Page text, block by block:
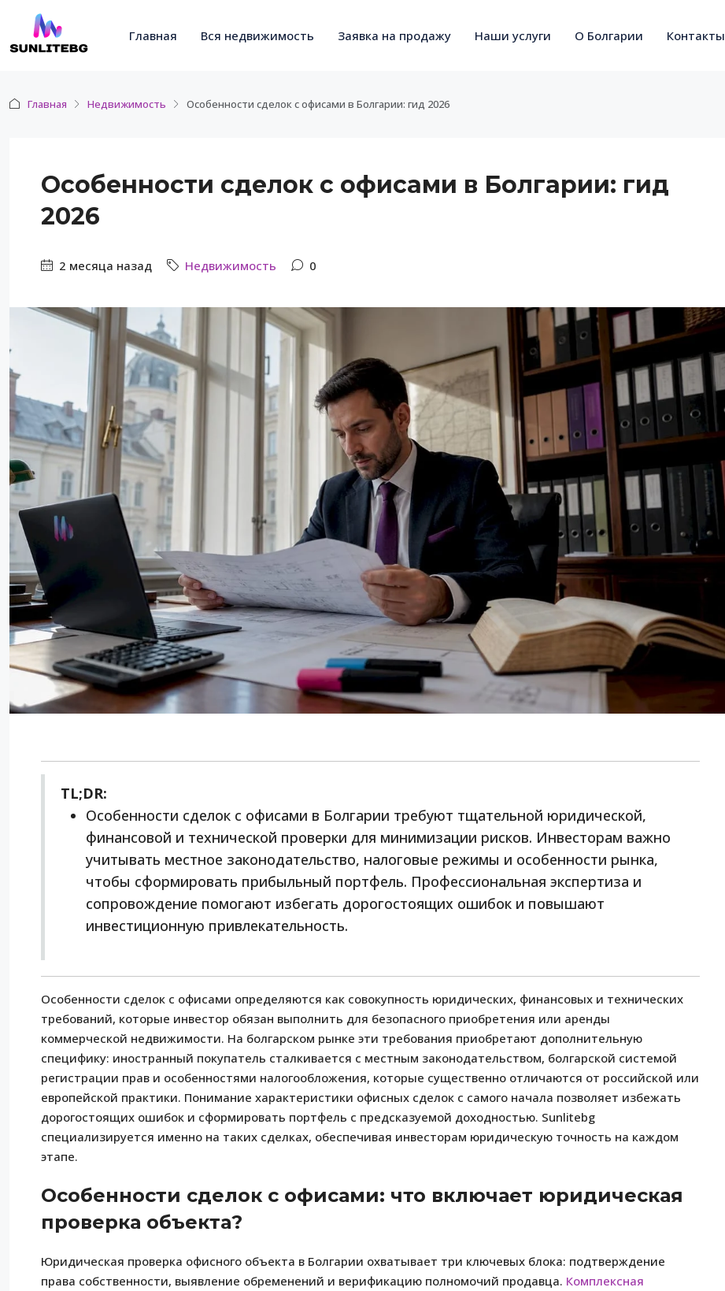
Главная Вся недвижимость Заявка на продажу Наши услуги О Болгарии Контакты
Главная Недвижимость Особенности сделок с офисами в Болгарии: гид 2026
Особенности сделок с офисами в Болгарии: гид
2026
2 месяца назад Недвижимость 0
TL;DR:
Особенности сделок с офисами в Болгарии требуют тщательной юридической,
финансовой и технической проверки для минимизации рисков. Инвесторам важно
учитывать местное законодательство, налоговые режимы и особенности рынка,
чтобы сформировать прибыльный портфель. Профессиональная экспертиза и
сопровождение помогают избегать дорогостоящих ошибок и повышают
инвестиционную привлекательность.
Особенности сделок с офисами определяются как совокупность юридических, финансовых и технических
требований, которые инвестор обязан выполнить для безопасного приобретения или аренды
коммерческой недвижимости. На болгарском рынке эти требования приобретают дополнительную
специфику: иностранный покупатель сталкивается с местным законодательством, болгарской системой
регистрации прав и особенностями налогообложения, которые существенно отличаются от российской или
европейской практики. Понимание характеристики офисных сделок с самого начала позволяет избежать
дорогостоящих ошибок и сформировать портфель с предсказуемой доходностью. Sunlitebg
специализируется именно на таких сделках, обеспечивая инвесторам юридическую точность на каждом
этапе.
Особенности сделок с офисами: что включает юридическая
проверка объекта?
Юридическая проверка офисного объекта в Болгарии охватывает три ключевых блока: подтверждение
права собственности, выявление обременений и верификацию полномочий продавца. Комплексная